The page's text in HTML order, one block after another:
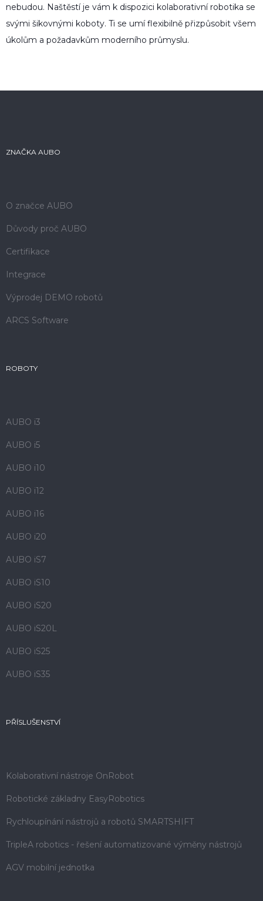
nebudou. Naštěstí je vám k dispozici kolaborativní robotika se
svými šikovnými koboty. Ti se umí flexibilně přizpůsobit všem
úkolům a požadavkům moderního průmyslu.
ZNAČKA AUBO
O značce AUBO
Důvody proč AUBO
Certifikace
Integrace
Výprodej DEMO robotů
ARCS Software
ROBOTY
AUBO i3
AUBO i5
AUBO i10
AUBO i12
AUBO i16
AUBO i20
AUBO iS7
AUBO iS10
AUBO iS20
AUBO iS20L
AUBO iS25
AUBO iS35
PŘÍSLUŠENSTVÍ
Kolaborativní nástroje OnRobot
Robotické základny EasyRobotics
Rychloupínání nástrojů a robotů SMARTSHIFT
TripleA robotics - řešení automatizované výměny nástrojů
AGV mobilní jednotka